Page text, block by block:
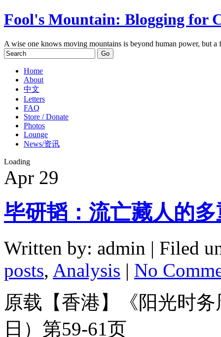
Fool's Mountain: Blogging for
A wise one knows moving mountains is beyond human power, but
Home
About
中文
Letters
FAQ
Store / Donate
Photos
Lounge
News/资讯
Loading
Apr 29
毕研韬：流亡藏人的
Written by: admin | Filed
posts, Analysis | No
原载【香港】《阳光时
日）第59-61页